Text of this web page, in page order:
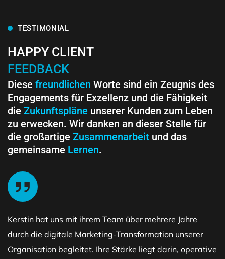
TESTIMONIAL
HAPPY CLIENT
FEEDBACK
Diese freundlichen Worte sind ein Zeugnis des
Engagements für Exzellenz und die Fähigkeit
die Zukunftspläne unserer Kunden zum Leben
zu erwecken. Wir danken an dieser Stelle für
die großartige Zusammenarbeit und das
gemeinsame Lernen.
Kerstin hat uns mit ihrem Team über mehrere Jahre
durch die digitale Marketing-Transformation unserer
Organisation begleitet. Ihre Stärke liegt darin, operative